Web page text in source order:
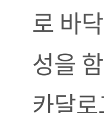
로 바
성을
카달